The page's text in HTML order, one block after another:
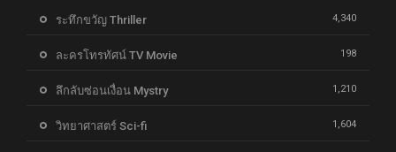
ระทึกขวัญ Thriller 4,340
ละครโทรทัศน์ TV Movie 198
ลึกลับซ่อนเงื่อน Mystry 1,210
วิทยาศาสตร์ Sci-fi 1,604